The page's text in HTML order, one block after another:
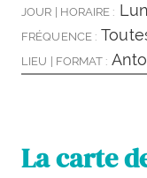
JOUR | HORAIRE :
FRÉQUENCE :
LIEU | FORMAT :
La carte